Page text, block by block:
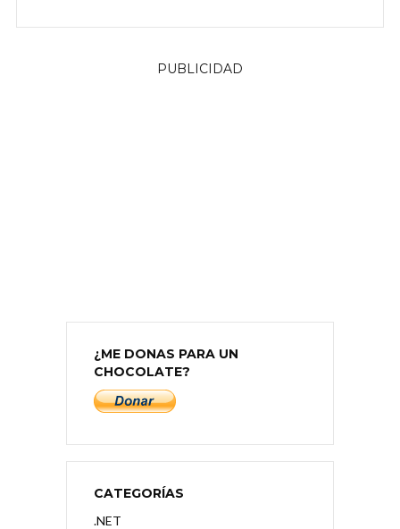
PUBLICIDAD
¿ME DONAS PARA UN
CHOCOLATE?
CATEGORÍAS
.NET